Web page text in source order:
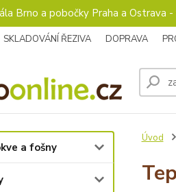
Brno a pobočky Praha a Ostrava
SKLADOVÁNÍ ŘEZIVA DOPRAVA
a fošny
Úvod